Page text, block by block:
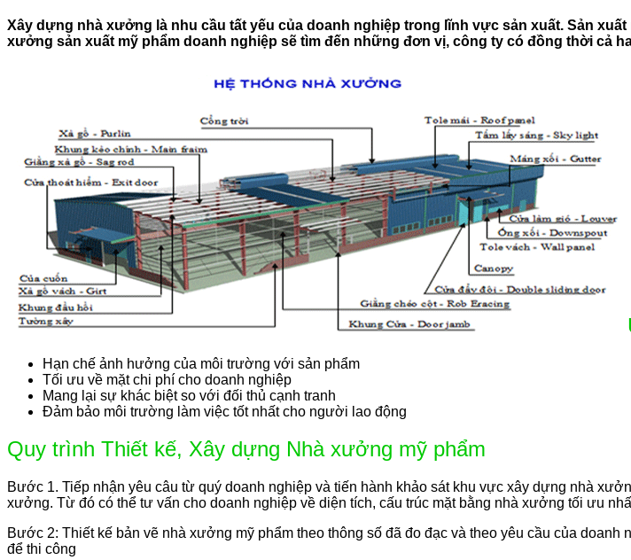
Xây dựng nhà xưởng là nhu cầu tất yếu của doanh nghiệp trong lĩnh vực sản xuất. Sản
xưởng sản xuất mỹ phẩm doanh nghiệp sẽ tìm đến những đơn vị, công ty có đồng thời cả
Hạn chế ảnh hưởng của môi trường với sản phẩm
Tối ưu về mặt chi phí cho doanh nghiệp
Mang lại sự khác biệt so với đối thủ cạnh tranh
Đảm bảo môi trường làm việc tốt nhất cho người lao động
Quy trình Thiết kế, Xây dựng Nhà xưởng mỹ phẩm
Bước 1. Tiếp nhận yêu câu từ quý doanh nghiệp và tiến hành khảo sát khu vực xây dựng nhà
xưởng. Từ đó có thể tư vấn cho doanh nghiệp về diện tích, cấu trúc mặt bằng nhà xưởng tối ưu
Bước 2: Thiết kế bản vẽ nhà xưởng mỹ phẩm theo thông số đã đo đạc và theo yêu cầu của
để thi công